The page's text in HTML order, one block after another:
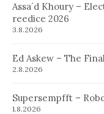
Assa´d Khoury –
reedice 2026
3.8.2026
Ed Askew – The
2.8.2026
Supersempfft –
1.8.2026